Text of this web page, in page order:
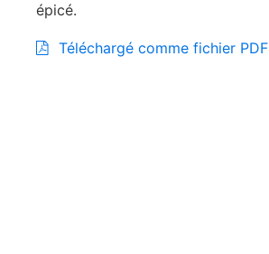
épicé.
Téléchargé comme fichier PDF